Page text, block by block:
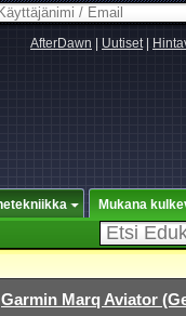
AfterDawn Uutiset|
Mukana
Garmin Marq Aviator